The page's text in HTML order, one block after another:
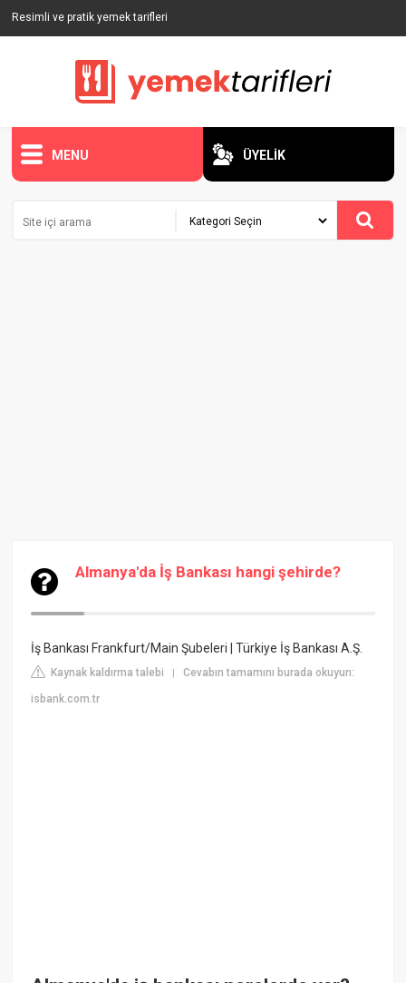
Resimli ve pratik yemek tarifleri
MENU ÜYELİK
Almanya'da İş Bankası hangi şehirde?
İş Bankası Frankfurt/Main Şubeleri | Türkiye İş Bankası A.Ş.
Kaynak kaldırma talebi |Cevabın tamamını burada okuyun:
isbank.com.tr